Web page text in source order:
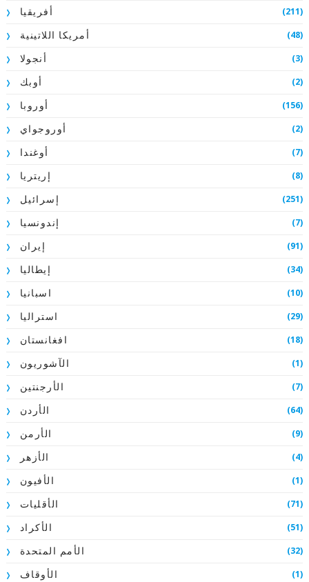
أفريقيا (211)
أمريكا اللاتينية (48)
أنجولا (3)
أوبك (2)
أوروبا (156)
أوروجواي (2)
أوغندا (7)
إريتريا (8)
إسرائيل (251)
إندونسيا (7)
إيران (91)
إيطاليا (34)
اسبانيا (10)
استراليا (29)
افغانستان (18)
الآشوريون (1)
الأرجنتين (7)
الأردن (64)
الأرمن (9)
الأزهر (4)
الأفيون (1)
الأقليات (71)
الأكراد (51)
الأمم المتحدة (32)
الأوقاف (1)